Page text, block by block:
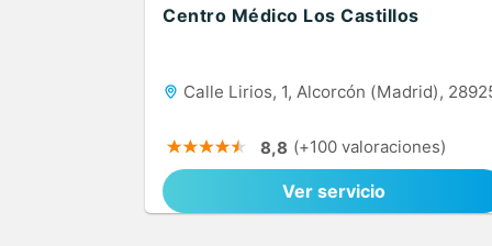
Centro Médico Los Castillos
Calle Lirios, 1, Alcorcón (Madrid),
8,8 (+100 valoraciones)
Ver servicio